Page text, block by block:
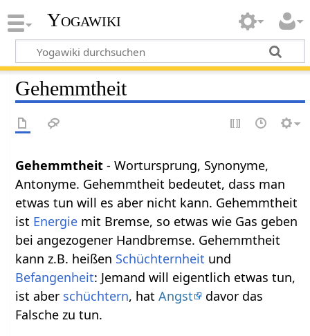
Yogawiki
Gehemmtheit
Gehemmtheit - Wortursprung, Synonyme,
Antonyme. Gehemmtheit bedeutet, dass man
etwas tun will es aber nicht kann. Gehemmtheit
ist Energie mit Bremse, so etwas wie Gas geben
bei angezogener Handbremse. Gehemmtheit
kann z.B. heißen Schüchternheit und
Befangenheit: Jemand will eigentlich etwas tun,
ist aber schüchtern, hatAngst
davor das
Falsche zu tun.